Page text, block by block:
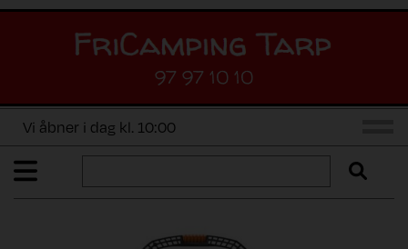
97 97 10 10
Vi åbner i dag kl. 10:00